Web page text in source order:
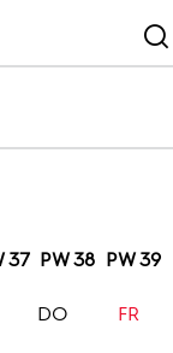
37 PW 38 PW 39
DO FR